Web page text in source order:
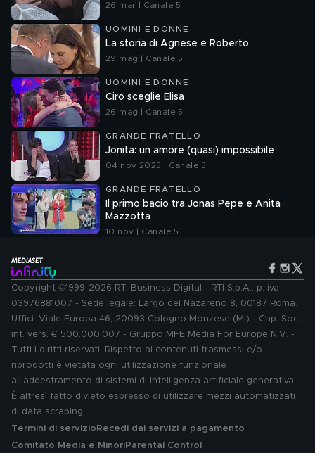
26 mar | Canale 5
UOMINI E DONNE
La storia di Agnese e Roberto
29 mag | Canale 5
UOMINI E DONNE
Ciro sceglie Elisa
26 mag | Canale 5
GRANDE FRATELLO
Jonita: un amore (quasi) impossibile
04 nov 2025 | Canale 5
GRANDE FRATELLO
Il primo bacio tra Jonas Pepe e Anita
Mazzotta
10 nov | Canale 5
Copyright ©1999-2026 RTI Business Digital - RTI S.p.A.: p. iva
03976881007 - Sede legale: Largo del Nazareno 8, 00187 Roma.
Uffici: Viale Europa 46, 20093 Cologno Monzese (MI) - Cap. Soc.
int. vers. € 500.000.007 - Gruppo MFE Media For Europe N.V. -
Tutti i diritti riservati. Rispetto ai contenuti trasmessi e/o
riprodotti è vietata ogni utilizzazione funzionale
all'addestramento di sistemi di intelligenza artificiale generativa.
È altresì fatto divieto espresso di utilizzare mezzi automatizzati
di data scraping.
Termini di servizio Recedi dai servizi a pagamento
Comitato Media e MinoriParental Control